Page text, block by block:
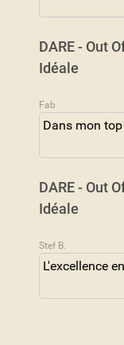
DARE - Out
Idéale
Fab
Dans mon
DARE - Out
Idéale
Stef B.
L'excellence